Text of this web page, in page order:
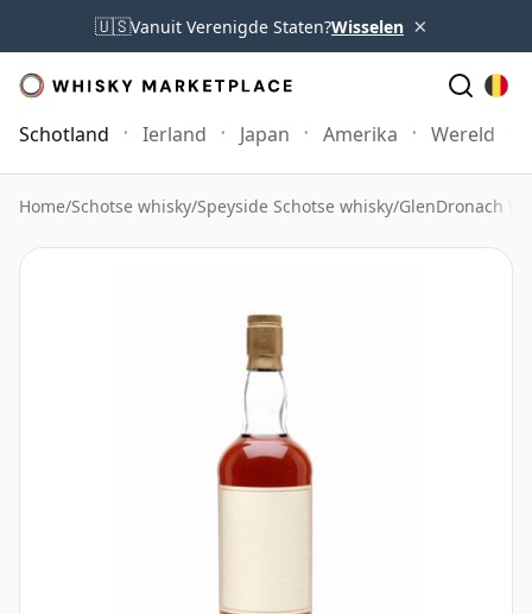
🇺🇸Vanuit Verenigde Staten?Wisselen ×
Schotland Ierland Japan Amerika Wereld
Home/Schotse whisky/Speyside Schotse whisky/GlenDronach